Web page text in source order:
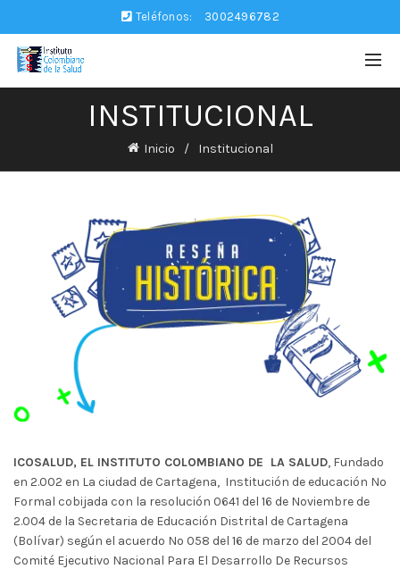
Teléfonos: 3002496782
INSTITUCIONAL
Inicio Institucional
ICOSALUD, EL INSTITUTO COLOMBIANO DE LA SALUD, Fundado
en 2.002 en La ciudad de Cartagena, Institución de educación No
Formal cobijada con la resolución 0641 del 16 de Noviembre de
2.004 de la Secretaria de Educación Distrital de Cartagena
(Bolívar) según el acuerdo No 058 del 16 de marzo del 2004 del
Comité Ejecutivo Nacional Para El Desarrollo De Recursos